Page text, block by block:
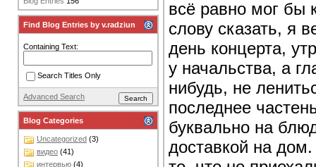
всё равно мог бы
слову сказать, я
день концерта,
у начальства, а
нибудь, не
последнее
буквально на
доставкой на
Find Blog Entries by v.radziun
Containing Text:
Search Titles Only
Advanced Search
Blog Categories
Uncategorized (3)
видео (41)
интервью (4)